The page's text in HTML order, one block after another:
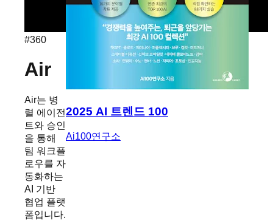
#360
Air
Air는 병
렬 에이전
트와 승인
을 통해
팀 워크플
로우를 자
동화하는
AI 기반
협업 플랫
폼입니다.
2025 AI 트렌드 100
Ai100연구소